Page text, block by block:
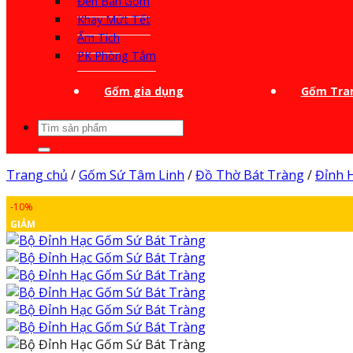
Khay Mứt Tết
Ấm Tích
PK Phòng Tắm
Gốm gia dụng Gốm
Tìm
kiếm:
Trang chủ /Gốm Sứ Tâm Linh /Đồ Thờ Bát Tràng/Đỉnh
-10%
GIẢM